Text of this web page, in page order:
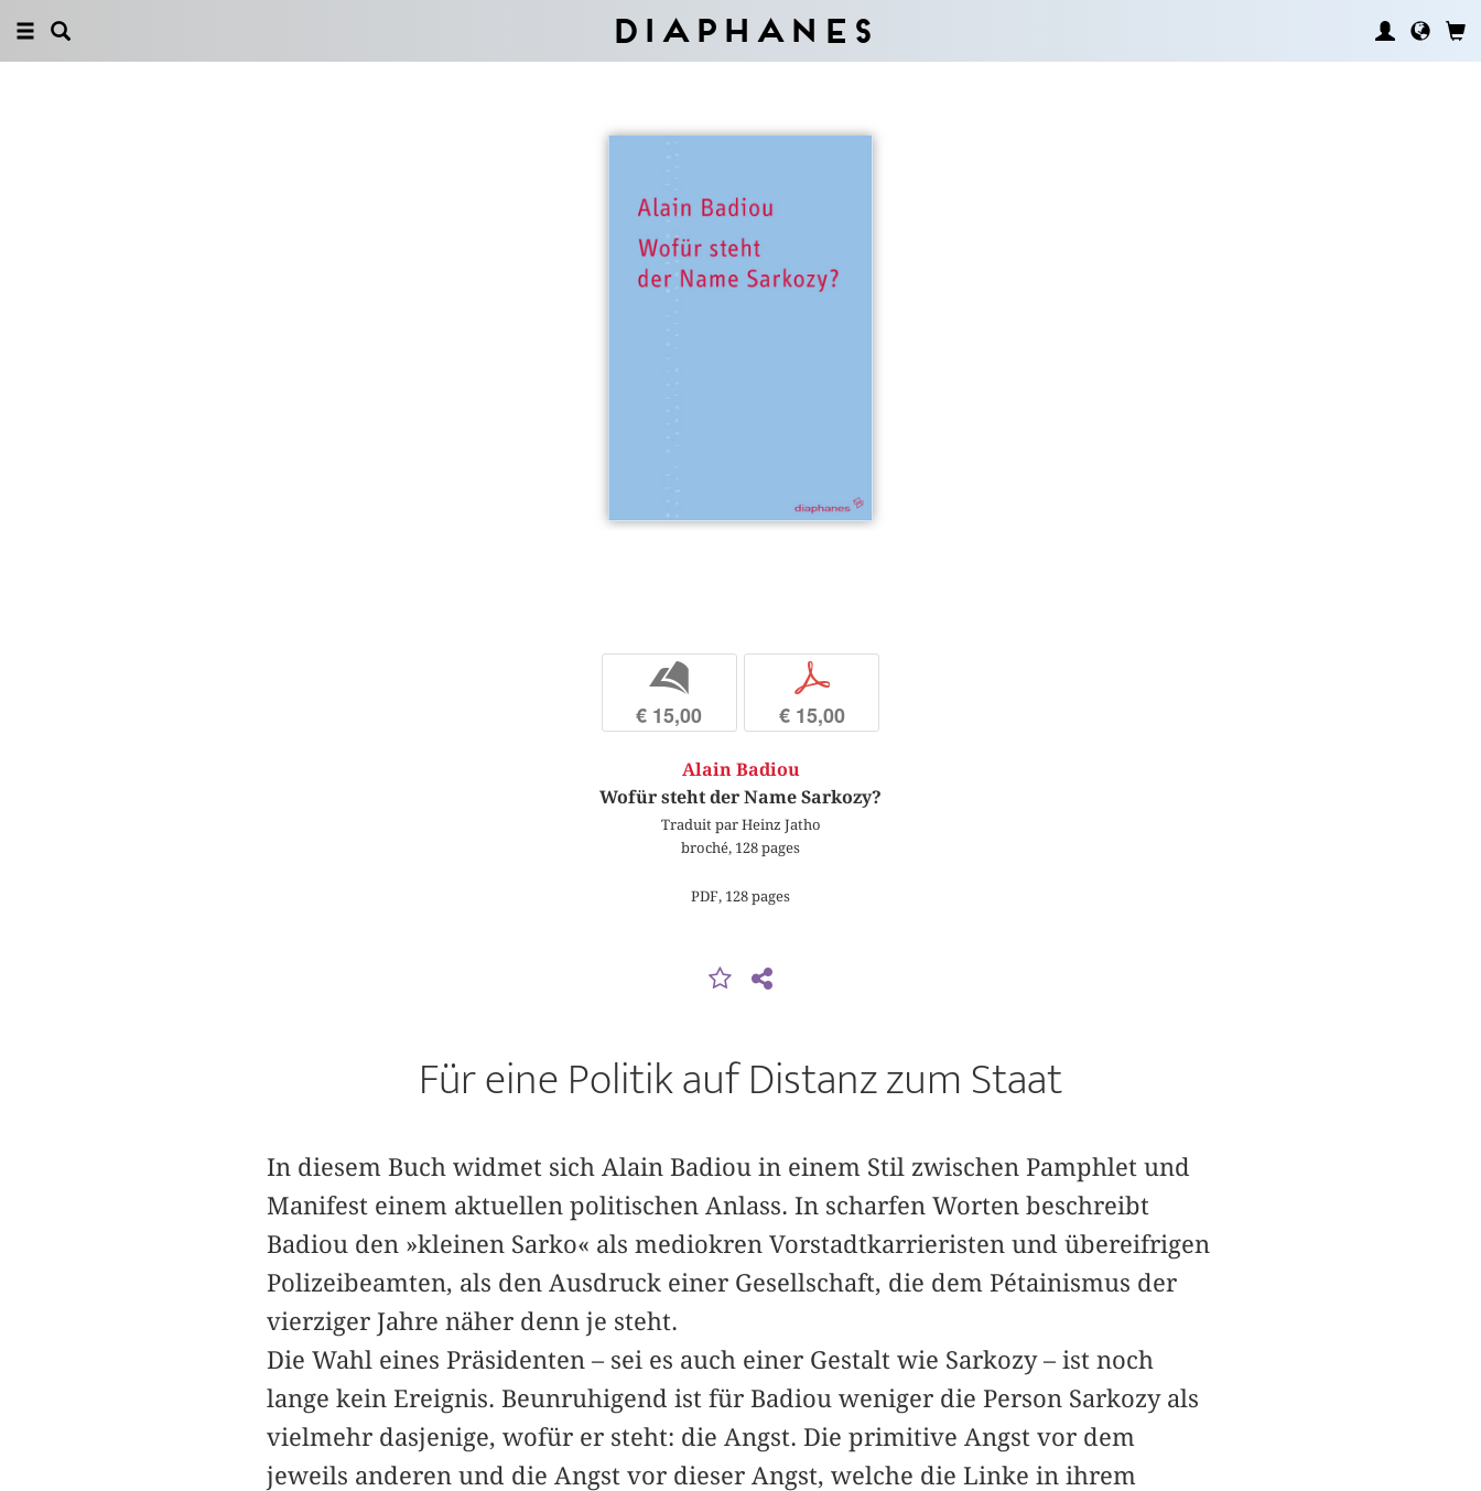
Diaphanes
b
€ 15,00
p
€ 15,00
Alain Badiou
Wofür steht der Name Sarkozy?
Traduit par Heinz Jatho
broché, 128 pages
PDF, 128 pages
Für eine Politik auf Distanz zum Staat
In diesem Buch widmet sich Alain Badiou in einem Stil zwischen Pamphlet und
Manifest einem aktuellen politischen Anlass. In scharfen Worten beschreibt
Badiou den »kleinen Sarko« als mediokren Vorstadtkarrieristen und übereifrigen
Polizeibeamten, als den Ausdruck einer Gesellschaft, die dem Pétainismus der
vierziger Jahre näher denn je steht.
Die Wahl eines Präsidenten – sei es auch einer Gestalt wie Sarkozy – ist noch
lange kein Ereignis. Beunruhigend ist für Badiou weniger die Person Sarkozy als
vielmehr dasjenige, wofür er steht: die Angst. Die primitive Angst vor dem
jeweils anderen und die Angst vor dieser Angst, welche die Linke in ihrem